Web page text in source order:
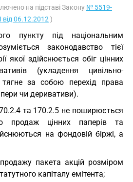
на підставі Закону № 5519-
від 06.12.2012 )
пункту під національним
законодавство тієї
якої здійснюється обіг цінних
(укладення цивільно-
за собою перехід права
чи деривативи).
та 170.2.5 не поширюється
продаж цінних паперів та
на фондовій біржі, а
пакета акцій розміром
капіталу емітента;